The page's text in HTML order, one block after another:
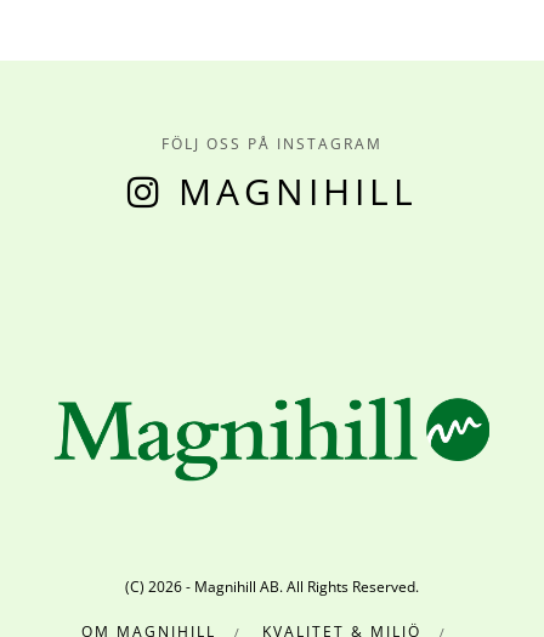
FÖLJ OSS PÅ INSTAGRAM
MAGNIHILL
(C) 2026 - Magnihill AB. All Rights Reserved.
OM MAGNIHILL KVALITET & MILJÖ